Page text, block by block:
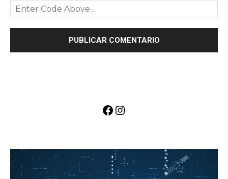
Facebook
Instagram